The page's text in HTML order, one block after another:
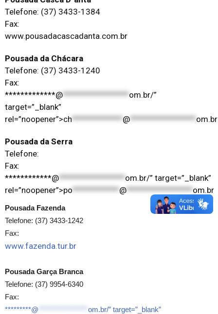
Telefone: (37) 3433-1384
Fax:
www.pousadacascadanta.com.br
Pousada da Chácara
Telefone: (37) 3433-1240
Fax:
*************@*****************om.br/”
target=”_blank”
rel=”noopener”>ch*************@*****************om.br
Pousada da Serra
Telefone:
Fax:
************@*****************om.br/” target=”_blank”
rel=”noopener”>po************@*****************om.br
Pousada Fazenda
Telefone: (37) 3433-1242
Fax:
www.fazenda.tur.br
Pousada Garça Branca
Telefone: (37) 9954-6340
Fax:
*********@
om.br/” target=”_blank”